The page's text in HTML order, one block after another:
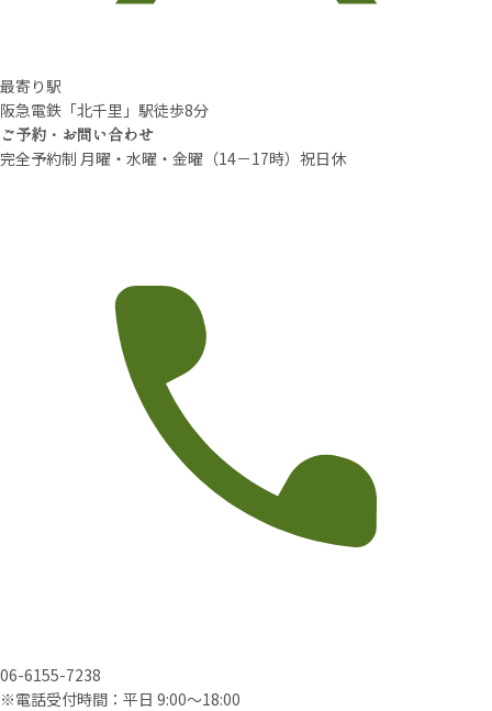
最寄り駅
阪急電鉄「北千里」駅徒歩8分
ご予約・お問い合わせ
完全予約制 月曜・水曜・金曜（14－17時）祝日休
06-6155-7238
※電話受付時間：平日 9:00〜18:00